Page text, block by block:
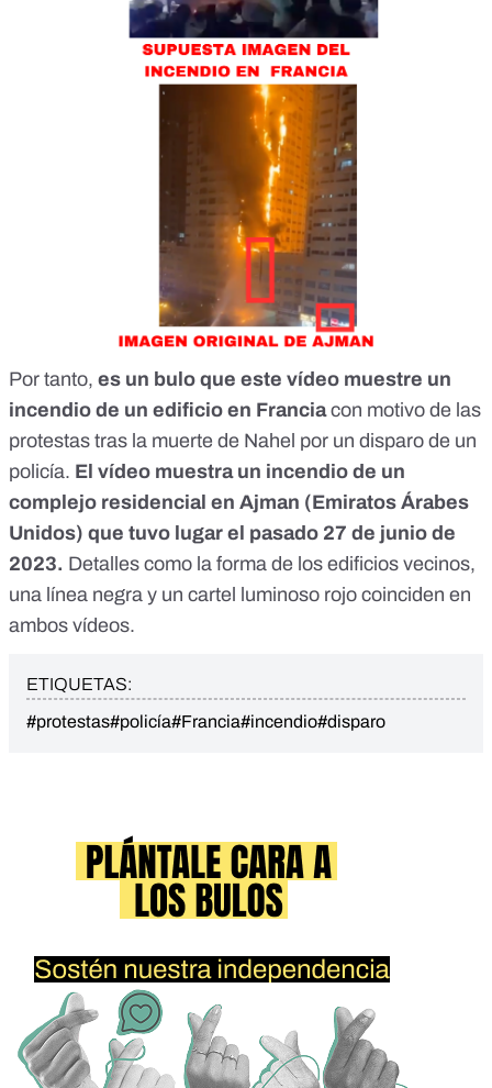
Por tanto, es un bulo que este vídeo muestre un
incendio de un edificio en Franciacon motivo de las
protestas tras la muerte de Nahel por un disparo de un
policía. El vídeo muestra un incendio de un
complejo residencial en Ajman (Emiratos Árabes
Unidos) que tuvo lugar el pasado 27 de junio de
2023. Detalles como la forma de los edificios vecinos,
una línea negra y un cartel luminoso rojo coinciden en
ambos vídeos.
ETIQUETAS:
#protestas#policía#Francia#incendio#disparo